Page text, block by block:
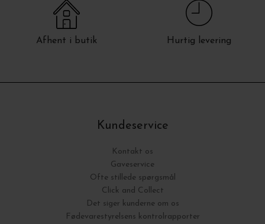
Afhent i butik Hurtig levering
Kundeservice
Kontakt os
Gaveservice
Ofte stillede spørgsmål
Click and Collect
Det siger kunderne om os
Fødevarestyrelsens kontrolrapporter